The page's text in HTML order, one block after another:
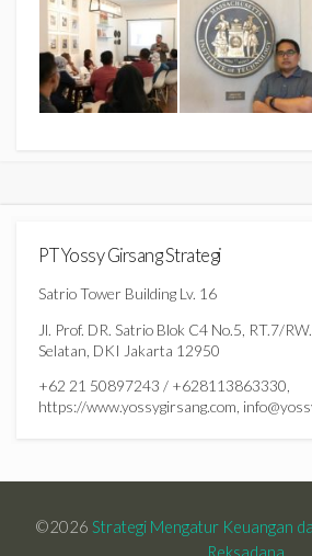
PT Yossy Girsang Strategi
Satrio Tower Building Lv. 16
Jl. Prof. DR. Satrio Blok C4 No.5, RT.7/
Selatan, DKI Jakarta 12950
+62 21 50897243 / +628113863330,
https://www.yossygirsang.com,
©2026 Strategi Mengatur Keuangan